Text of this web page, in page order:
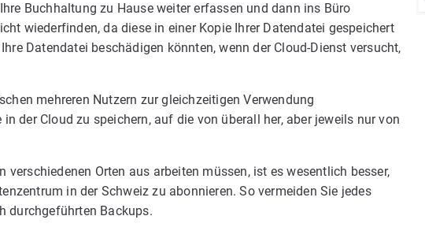
Buchhaltung zu Hause weiter erfassen und dann ins Büro
wiederfinden, da diese in einer Kopie Ihrer Datendatei gespeichert
Datendatei beschädigen könnten, wenn der Cloud-Dienst versucht,
mehreren Nutzern zur gleichzeitigen Verwendung
der Cloud zu speichern, auf die von überall her, aber jeweils nur von
Orten aus arbeiten müssen, ist es wesentlich besser,
in der Schweiz zu abonnieren. So vermeiden Sie jedes
durchgeführten Backups.